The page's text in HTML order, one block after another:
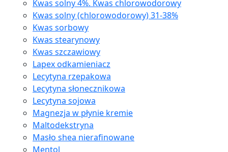
Kwas solny 4%. Kwas chlorowodorowy
Kwas solny (chlorowodorowy) 31-38%
Kwas sorbowy
Kwas stearynowy
Kwas szczawiowy
Lapex odkamieniacz
Lecytyna rzepakowa
Lecytyna słonecznikowa
Lecytyna sojowa
Magnezja w płynie kremie
Maltodekstryna
Masło shea nierafinowane
Mentol